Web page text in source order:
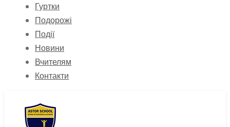
Гуртки
Подорожі
Події
Новини
Вчителям
Контакти